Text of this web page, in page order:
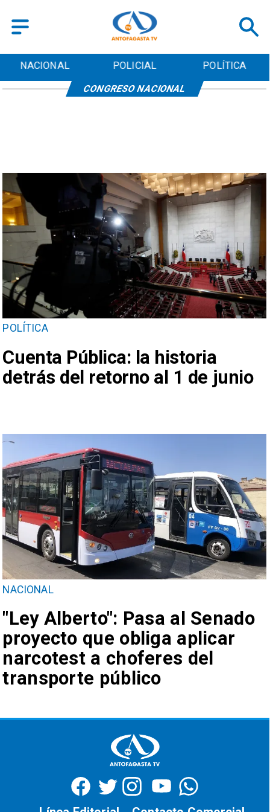
NACIONAL POLICIAL POLÍTICA
POLÍTICA
Cuenta Pública: la historia
detrás del retorno al 1 de junio
NACIONAL
"Ley Alberto": Pasa al Senado
proyecto que obliga aplicar
narcotest a choferes del
transporte público
CONGRESO NACIONAL